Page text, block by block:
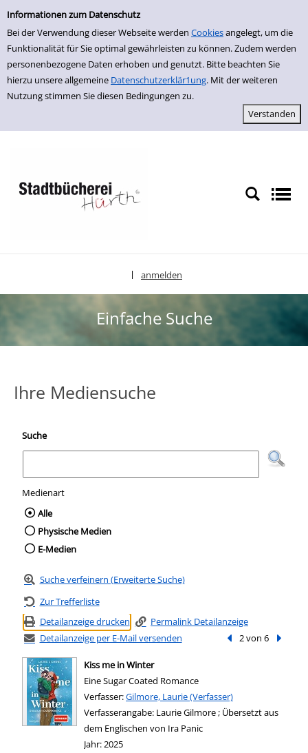
Einfache Suche
Informationen zum Datenschutz
Bei der Verwendung dieser Webseite werden Cookiesangelegt, um die
Funktionalität für Sie optimal gewährleisten zu können. Zudem werden
personenbezogene Daten erhoben und genutzt. Bitte beachten Sie
hierzu unsere allgemeine Datenschutzerklär1ung. Mit der weiteren
Nutzung stimmen Sie diesen Bedingungen zu.
zur Navigation springen
zum Inhalt springen
Zur Detailanzeige springen
anmelden
Einfache Suche
Ihre Mediensuche
Suche
Medienart
Wählen Sie die Medienart nach der Sie
Alle
Physische Medien
E-Medien
Suche verfeinern (Erweiterte Suche)
Zur Trefferliste
Detailanzeige drucken
Permalink Detailanzeige
Detailanzeige per E-Mail versenden
Vorheriger Treffer
2 von 6
Kiss me in Winter
Eine Sugar Coated Romance
Verfasser:Suche nach diesem Verfasser
Gilmore, Laurie (Verfasser)
Verfasserangabe: Laurie Gilmore ; Übersetzt aus
dem Englischen von Ira Panic
Jahr:2025